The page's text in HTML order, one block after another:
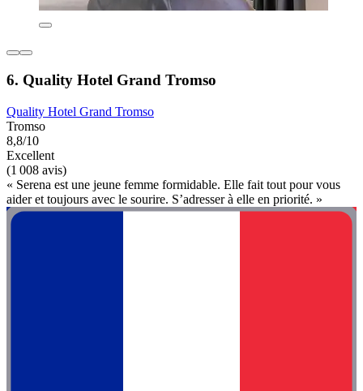
6. Quality Hotel Grand Tromso
Quality Hotel Grand Tromso
Tromso
8,8/10
Excellent
(1 008 avis)
« Serena est une jeune femme formidable. Elle fait tout pour vous
aider et toujours avec le sourire. S’adresser à elle en priorité. »